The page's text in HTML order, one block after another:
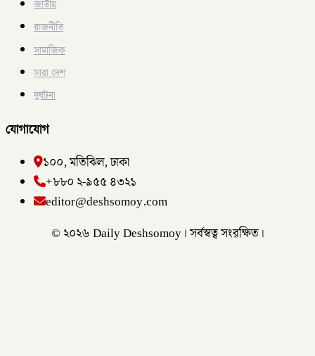
জাতীয়
রাজনীতি
সামাজিক
সারা দেশ
দুর্ঘটনা
যোগাযোগ
১০০, মতিঝিল, ঢাকা
+৮৮০ ২-৯৫৫ ৪৩২১
editor@deshsomoy.com
© ২০২৬ Daily Deshsomoy। সর্বস্বত্ব সংরক্ষিত।